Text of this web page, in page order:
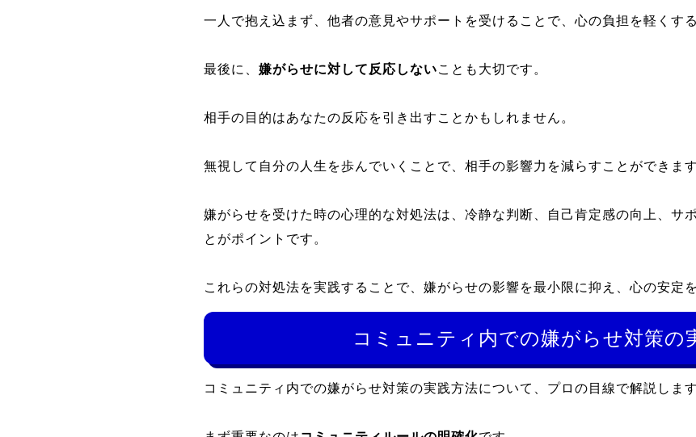
一人で抱え込まず、他者の意見やサポートを受けることで、心の負担を軽くす
最後に、 嫌がらせに対して反応しないことも大切です。
相手の目的はあなたの反応を引き出すことかもしれません。
無視して自分の人生を歩んでいくことで、相手の影響力を減らすことができます
嫌がらせを受けた時の心理的な対処法は、冷静な判断、自己肯定感の向上、サ
とがポイントです。
これらの対処法を実践することで、嫌がらせの影響を最小限に抑え、心の安定
コミュニティ内での嫌がらせ対策の
コミュニティ内での嫌がらせ対策の実践方法について、プロの目線で解説します